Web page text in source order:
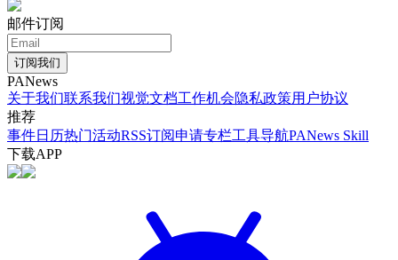
邮件订阅
订阅我们
PANews
关于我们联系我们视觉文档工作机会隐私政策用户协议
推荐
事件日历热门活动RSS订阅申请专栏工具导航PANews Skill
下载APP